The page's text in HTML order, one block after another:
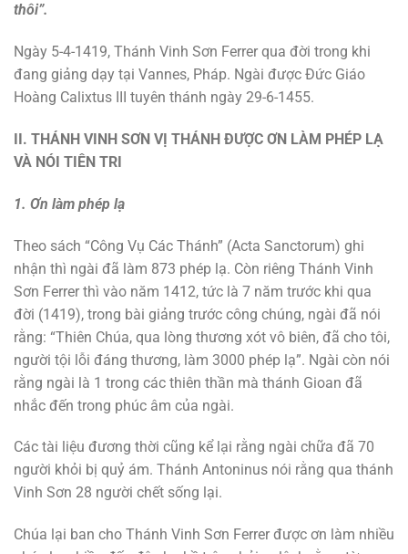
thôi”.
Ngày 5-4-1419, Thánh Vinh Sơn Ferrer qua đời trong khi
đang giảng dạy tại Vannes, Pháp. Ngài được Đức Giáo
Hoàng Calixtus III tuyên thánh ngày 29-6-1455.
II. THÁNH VINH SƠN VỊ THÁNH ĐƯỢC ƠN LÀM PHÉP LẠ
VÀ NÓI TIÊN TRI
1. Ơn làm phép lạ
Theo sách “Công Vụ Các Thánh” (Acta Sanctorum) ghi
nhận thì ngài đã làm 873 phép lạ. Còn riêng Thánh Vinh
Sơn Ferrer thì vào năm 1412, tức là 7 năm trước khi qua
đời (1419), trong bài giảng trước công chúng, ngài đã nói
rằng: “Thiên Chúa, qua lòng thương xót vô biên, đã cho tôi,
người tội lỗi đáng thương, làm 3000 phép lạ”. Ngài còn nói
rằng ngài là 1 trong các thiên thần mà thánh Gioan đã
nhắc đến trong phúc âm của ngài.
Các tài liệu đương thời cũng kể lại rằng ngài chữa đã 70
người khỏi bị quỷ ám. Thánh Antoninus nói rằng qua thánh
Vinh Sơn 28 người chết sống lại.
Chúa lại ban cho Thánh Vinh Sơn Ferrer được ơn làm nhiều